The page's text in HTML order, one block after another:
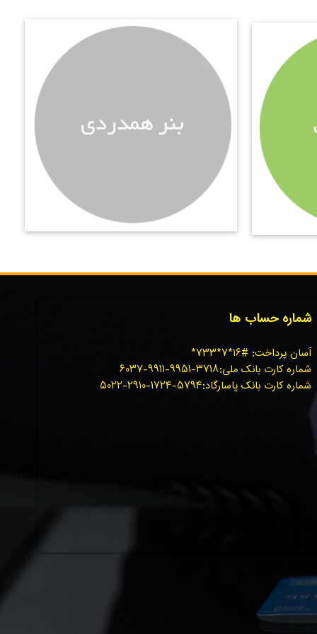
شماره حساب ها
آسان پرداخت: #۱۶*۷*۷۳۳*
شماره کارت بانک ملی:۳۷۱۸-۹۹۵۱-۹۹۱۱-۶۰۳۷
شماره کارت بانک پاسارگاد:۵۷۹۴-۱۷۲۴-۲۹۱۰-۵۰۲۲